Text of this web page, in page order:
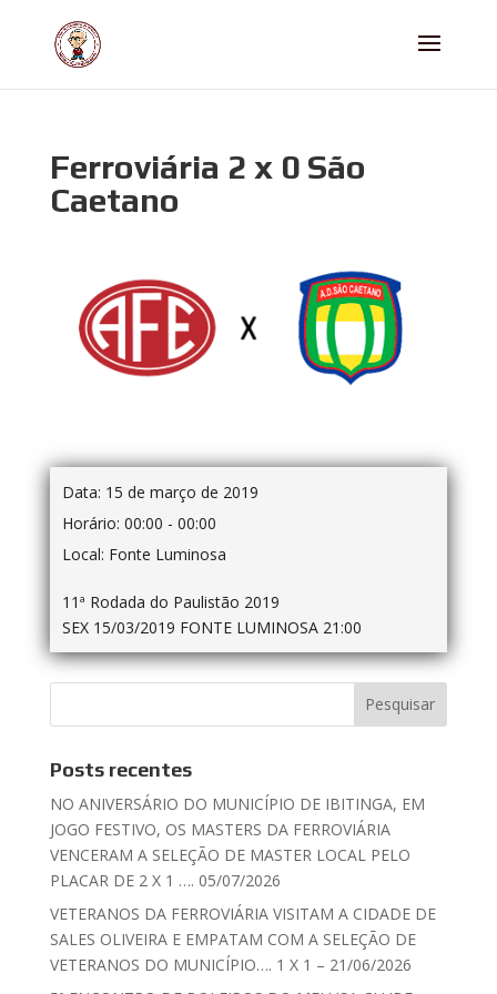
Ferroviária 2 x 0 São
Caetano
Data: 15 de março de 2019
Horário: 00:00 - 00:00
Local: Fonte Luminosa
11ª Rodada do Paulistão 2019
SEX 15/03/2019 FONTE LUMINOSA 21:00
Posts recentes
NO ANIVERSÁRIO DO MUNICÍPIO DE IBITINGA, EM
JOGO FESTIVO, OS MASTERS DA FERROVIÁRIA
VENCERAM A SELEÇÃO DE MASTER LOCAL PELO
PLACAR DE 2 X 1 …. 05/07/2026
VETERANOS DA FERROVIÁRIA VISITAM A CIDADE DE
SALES OLIVEIRA E EMPATAM COM A SELEÇÃO DE
VETERANOS DO MUNICÍPIO…. 1 X 1 – 21/06/2026